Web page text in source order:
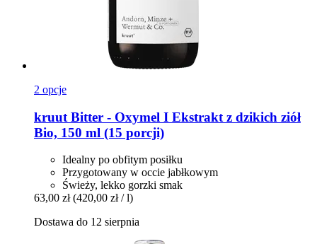
2 opcje
kruut Bitter -​ Oxymel I Ekstrakt z dzikich ziół
Bio, 150 ml (15 porcji)
Idealny po obfitym posiłku
Przygotowany w occie jabłkowym
Świeży, lekko gorzki smak
63,00 zł (420,00 zł / l)
Dostawa do 12 sierpnia